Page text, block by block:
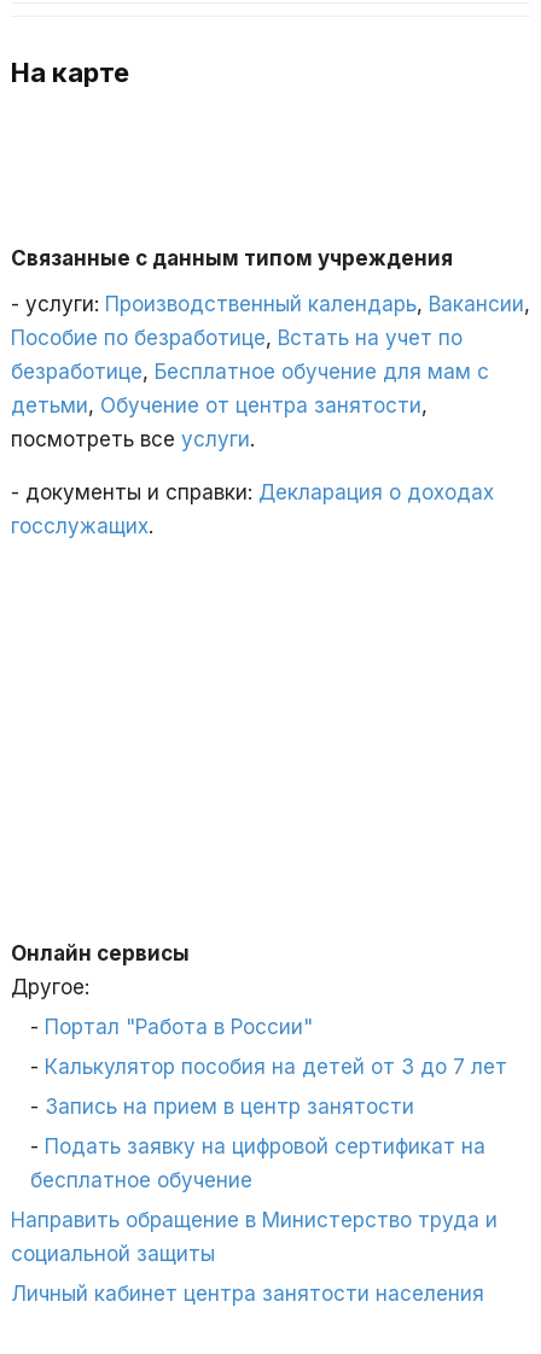
На карте
Связанные с данным типом учреждения
- услуги: Производственный календарь, Вакансии,
Пособие по безработице, Встать на учет по
безработице, Бесплатное обучение для мам с
детьми, Обучение от центра занятости,
посмотреть все услуги.
- документы и справки: Декларация о доходах
госслужащих.
Онлайн сервисы
Другое:
Портал "Работа в России"
Калькулятор пособия на детей от 3 до 7 лет
Запись на прием в центр занятости
Подать заявку на цифровой сертификат на
бесплатное обучение
Направить обращение в Министерство труда и
социальной защиты
Личный кабинет центра занятости населения